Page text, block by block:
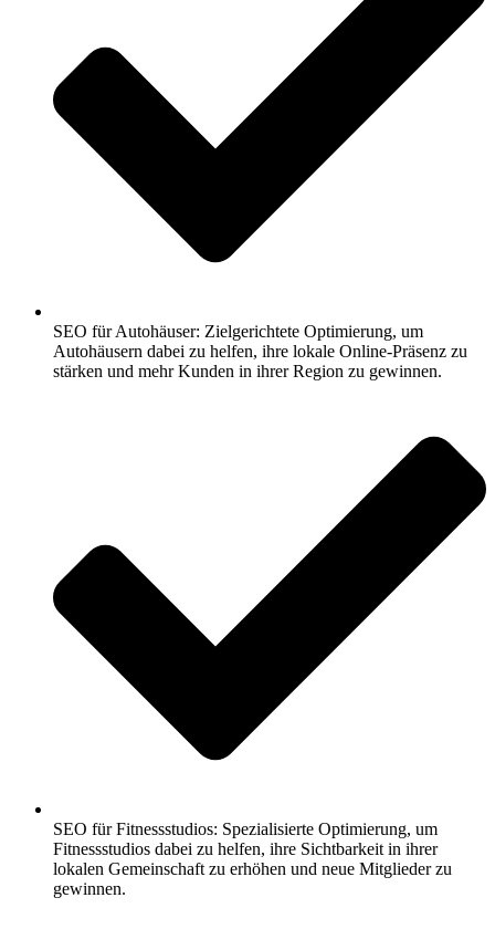
SEO für Autohäuser: Zielgerichtete Optimierung, um
Autohäusern dabei zu helfen, ihre lokale Online-Präsenz zu
stärken und mehr Kunden in ihrer Region zu gewinnen.
SEO für Fitnessstudios: Spezialisierte Optimierung, um
Fitnessstudios dabei zu helfen, ihre Sichtbarkeit in ihrer
lokalen Gemeinschaft zu erhöhen und neue Mitglieder zu
gewinnen.